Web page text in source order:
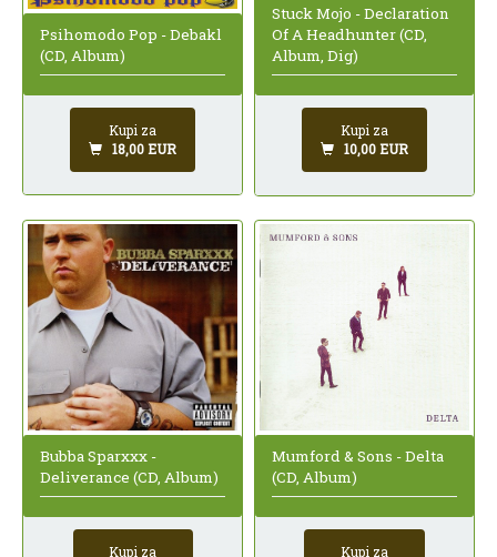
Psihomodo Pop - Debakl
(CD, Album)
Kupi za
18,00 EUR
Stuck Mojo - Declaration
Of A Headhunter (CD,
Album, Dig)
Kupi za
10,00 EUR
Bubba Sparxxx -
Deliverance (CD, Album)
Kupi za
Mumford & Sons - Delta
(CD, Album)
Kupi za